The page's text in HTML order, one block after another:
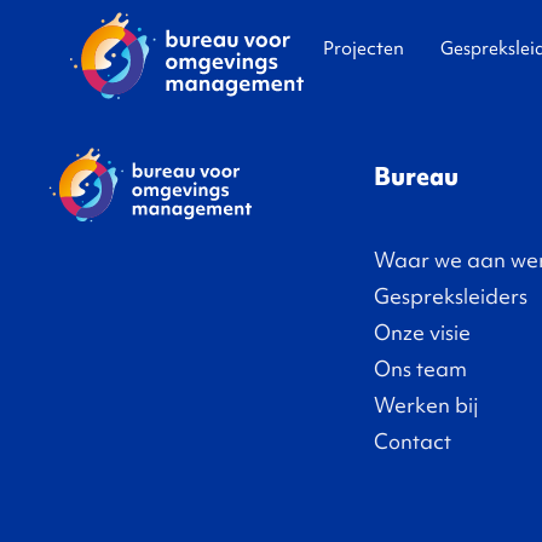
Projecten
Bureau
Waar we aan
Gespreksleiders
Onze visie
Ons team
Werken bij
Contact